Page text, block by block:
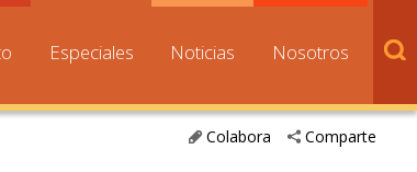
Especiales Noticias Nosotros
Comparte
Colabora